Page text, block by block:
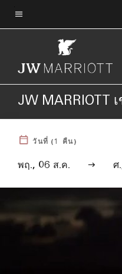
Skip
to
ข้อความเมนู
JW MARRIOTT
วันที่ (1 คืน)
พฤ., 06 ส.ค. ศ